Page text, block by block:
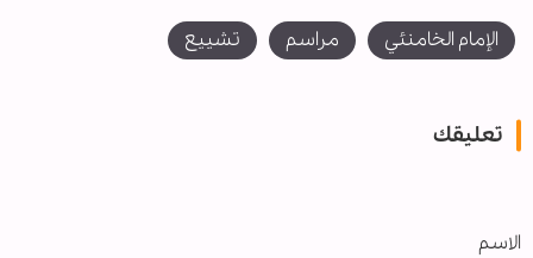
الإمام الخامنئي مراسم تشييع
تعليقك
الاسم